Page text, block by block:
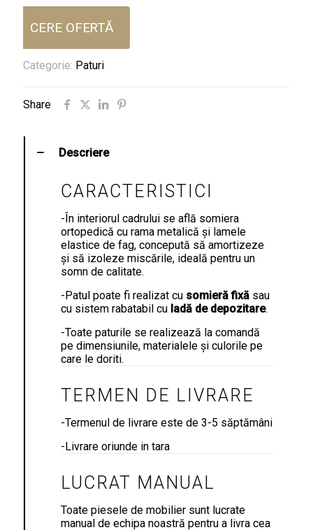
CERE OFERTĂ
Categorie: Paturi
Share
Descriere
CARACTERISTICI
-În interiorul cadrului se află somiera
ortopedică cu rama metalică și lamele
elastice de fag, concepută să amortizeze
și să izoleze miscările, ideală pentru un
somn de calitate.
-Patul poate fi realizat cu somieră fixă sau
cu sistem rabatabil cu ladă de depozitare.
-Toate paturile se realizează la comandă
pe dimensiunile, materialele și culorile pe
care le doriti.
TERMEN DE LIVRARE
-Termenul de livrare este de 3-5 săptămâni
-Livrare oriunde in tara
LUCRAT MANUAL
Toate piesele de mobilier sunt lucrate
manual de echipa noastră pentru a livra cea